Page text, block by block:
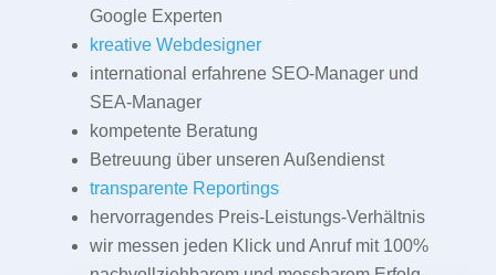
Google Experten
kreative Webdesigner
international erfahrene SEO-Manager und
SEA-Manager
kompetente Beratung
Betreuung über unseren Außendienst
transparente Reportings
hervorragendes Preis-Leistungs-Verhältnis
wir messen jeden Klick und Anruf mit 100%